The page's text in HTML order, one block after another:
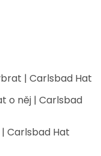
| Carlsbad Hat
o něj | Carlsbad
Carlsbad Hat